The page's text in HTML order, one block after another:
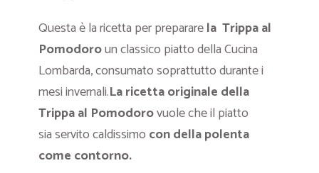
Questa è la ricetta per prepararela Trippa al
Pomodoroun classico piatto della Cucina
Lombarda, consumato soprattutto durante i
mesi invernali.La ricetta originale della
Trippa al Pomodorovuole che il piatto
sia servito caldissimo con della polenta
come contorno.